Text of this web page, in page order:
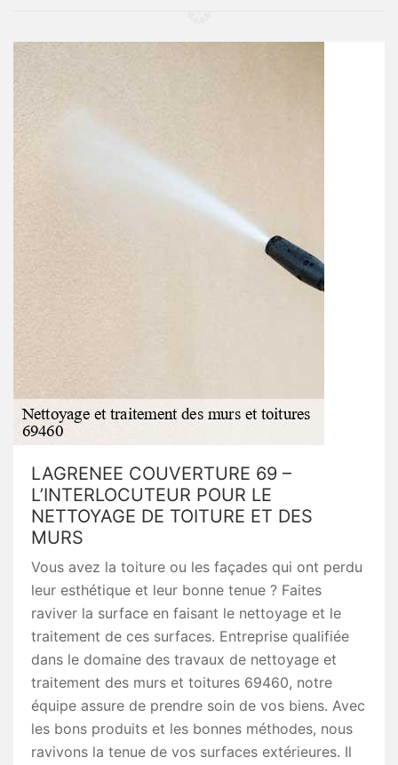
LAGRENEE COUVERTURE 69 –
L’INTERLOCUTEUR POUR LE
NETTOYAGE DE TOITURE ET DES
MURS
Vous avez la toiture ou les façades qui ont perdu
leur esthétique et leur bonne tenue ? Faites
raviver la surface en faisant le nettoyage et le
traitement de ces surfaces. Entreprise qualifiée
dans le domaine des travaux de nettoyage et
traitement des murs et toitures 69460, notre
équipe assure de prendre soin de vos biens. Avec
les bons produits et les bonnes méthodes, nous
ravivons la tenue de vos surfaces extérieures. Il